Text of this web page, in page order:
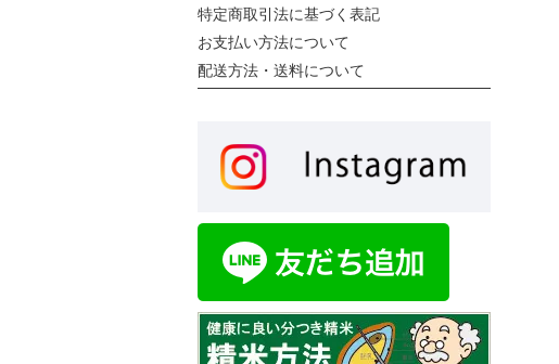
特定商取引法に基づく表記
お支払い方法について
配送方法・送料について